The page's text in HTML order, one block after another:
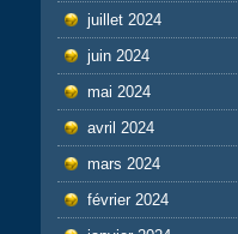
juillet 2024
juin 2024
mai 2024
avril 2024
mars 2024
février 2024